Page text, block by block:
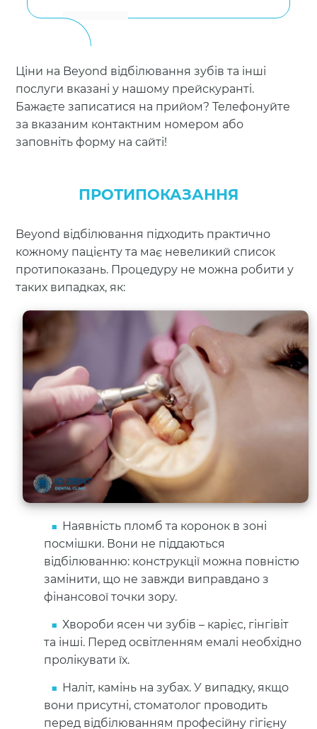
Ціни на Beyond відбілювання зубів та інші
послуги вказані у нашому прейскуранті.
Бажаєте записатися на прийом? Телефонуйте
за вказаним контактним номером або
заповніть форму на сайті!
ПРОТИПОКАЗАННЯ
Beyond відбілювання підходить практично
кожному пацієнту та має невеликий список
протипоказань. Процедуру не можна робити у
таких випадках, як:
Наявність пломб та коронок в зоні
посмішки. Вони не піддаються
відбілюванню: конструкції можна повністю
замінити, що не завжди виправдано з
фінансової точки зору.
Хвороби ясен чи зубів – карієс, гінгівіт
та інші. Перед освітленням емалі необхідно
пролікувати їх.
Наліт, камінь на зубах. У випадку, якщо
вони присутні, стоматолог проводить
перед відбілюванням професійну гігієну